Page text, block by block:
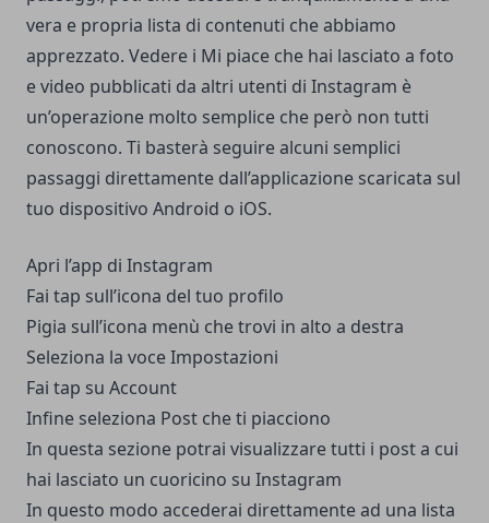
vera e propria lista di contenuti che abbiamo
apprezzato. Vedere i Mi piace che hai lasciato a foto
e video pubblicati da altri utenti di Instagram è
un’operazione molto semplice che però non tutti
conoscono. Ti basterà seguire alcuni semplici
passaggi direttamente dall’applicazione scaricata sul
tuo dispositivo Android o iOS.
Apri l’app di Instagram
Fai tap sull’icona del tuo profilo
Pigia sull’icona menù che trovi in alto a destra
Seleziona la voce Impostazioni
Fai tap su Account
Infine seleziona Post che ti piacciono
In questa sezione potrai visualizzare tutti i post a cui
hai lasciato un cuoricino su Instagram
In questo modo accederai direttamente ad una lista